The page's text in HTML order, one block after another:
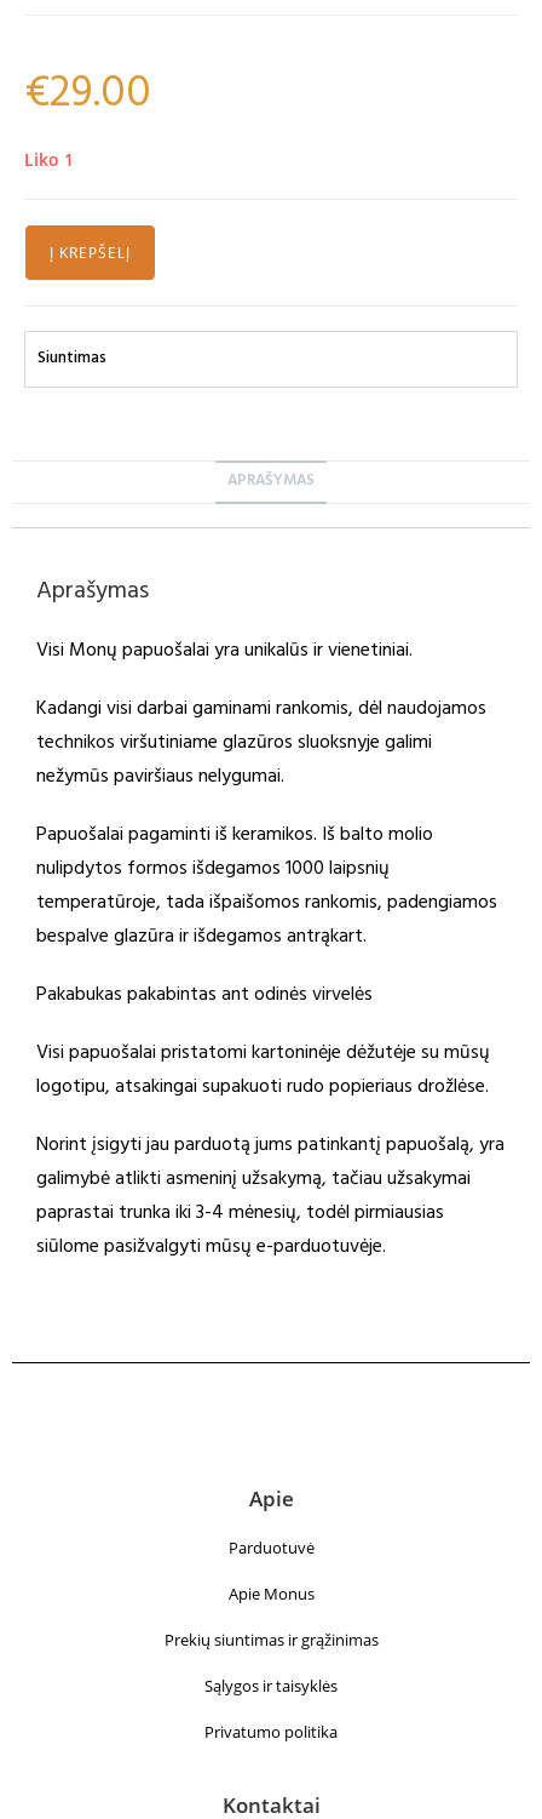
€29.00
Liko 1
Į KREPŠELĮ
Siuntimas
APRAŠYMAS
Aprašymas
Visi Monų papuošalai yra unikalūs ir vienetiniai.
Kadangi visi darbai gaminami rankomis, dėl naudojamos
technikos viršutiniame glazūros sluoksnyje galimi
nežymūs paviršiaus nelygumai.
Papuošalai pagaminti iš keramikos. Iš balto molio
nulipdytos formos išdegamos 1000 laipsnių
temperatūroje, tada išpaišomos rankomis, padengiamos
bespalve glazūra ir išdegamos antrąkart.
Pakabukas pakabintas ant odinės virvelės
Visi papuošalai pristatomi kartoninėje dėžutėje su mūsų
logotipu, atsakingai supakuoti rudo popieriaus drožlėse.
Norint įsigyti jau parduotą jums patinkantį papuošalą, yra
galimybė atlikti asmeninį užsakymą, tačiau užsakymai
paprastai trunka iki 3-4 mėnesių, todėl pirmiausias
siūlome pasižvalgyti mūsų e-parduotuvėje.
Apie
Parduotuvė
Apie Monus
Prekių siuntimas ir grąžinimas
Sąlygos ir taisyklės
Privatumo politika
Kontaktai